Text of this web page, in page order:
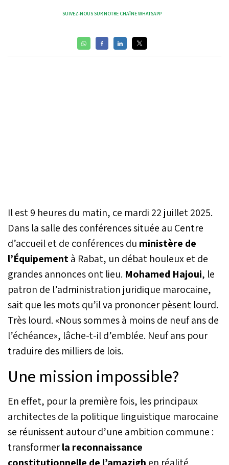
SUIVEZ-NOUS SUR NOTRE CHAÎNE WHATSAPP
Il est 9 heures du matin, ce mardi 22 juillet 2025.
Dans la salle des conférences située au Centre
d’accueil et de conférences du ministère de
l’Équipementà Rabat, un débat houleux et de
grandes annonces ont lieu. Mohamed Hajoui, le
patron de l’administration juridique marocaine,
sait que les mots qu’il va prononcer pèsent lourd.
Très lourd. «Nous sommes à moins de neuf ans de
l’échéance», lâche-t-il d’emblée. Neuf ans pour
traduire des milliers de lois.
Une mission impossible?
En effet, pour la première fois, les principaux
architectes de la politique linguistique marocaine
se réunissent autour d’une ambition commune :
transformerla reconnaissance